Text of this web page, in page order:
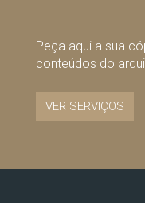
Peça aqui a sua
conteúdos do
VER SERVIÇOS